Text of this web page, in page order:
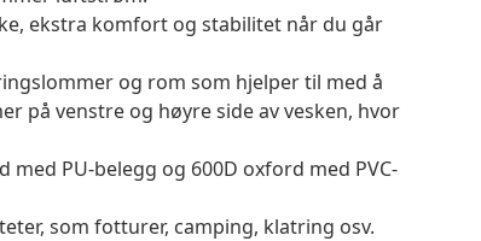
ekstra komfort og stabilitet når du går
og rom som hjelper til med å
på venstre og høyre side av vesken, hvor
PU-belegg og 600D oxford med PVC-
som fotturer, camping, klatring osv.